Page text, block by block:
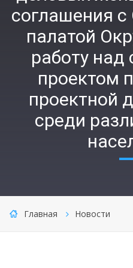
соглашения
палатой
работу
проектом
проектной
среди
Главная Новости